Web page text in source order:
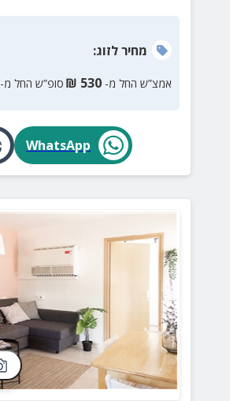
מחירלזוג:
אמצ”ש החל מ- 530
₪ סופ”ש החל מ-
WhatsApp